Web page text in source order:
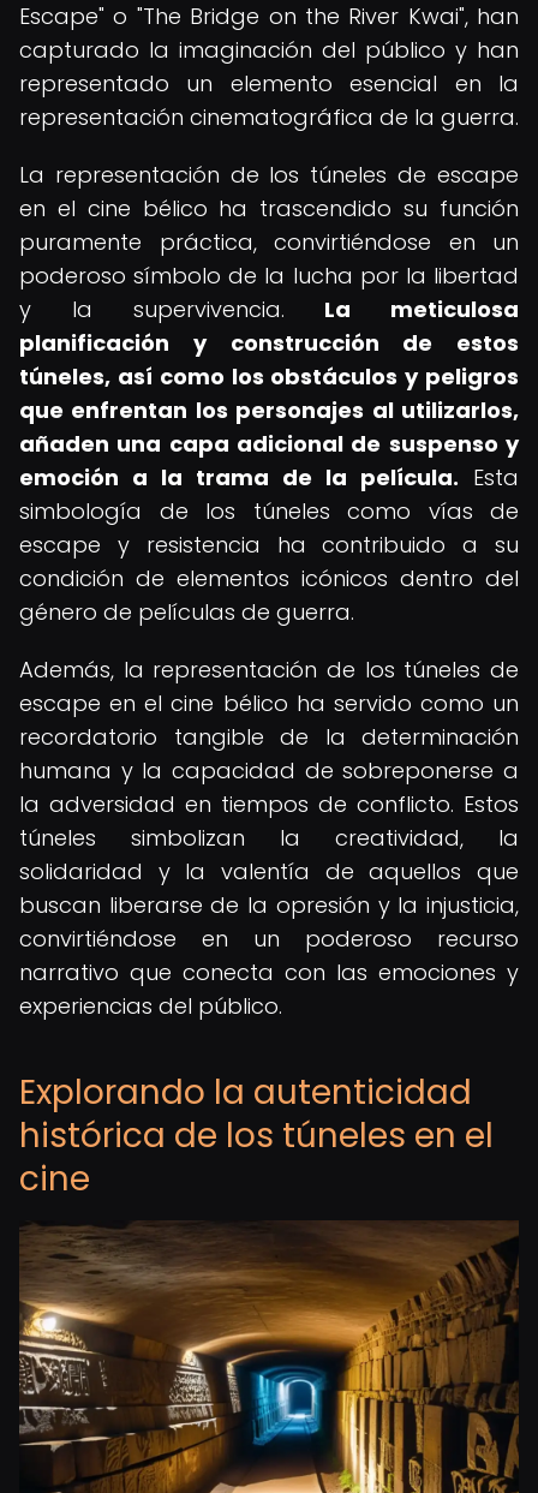
Escape" o "The Bridge on the River Kwai", han
capturado la imaginación del público y han
representado un elemento esencial en la
representación cinematográfica de la guerra.
La representación de los túneles de escape
en el cine bélico ha trascendido su función
puramente práctica, convirtiéndose en un
poderoso símbolo de la lucha por la libertad
y la supervivencia. La meticulosa
planificación y construcción de estos
túneles, así como los obstáculos y peligros
que enfrentan los personajes al utilizarlos,
añaden una capa adicional de suspenso y
emoción a la trama de la película. Esta
simbología de los túneles como vías de
escape y resistencia ha contribuido a su
condición de elementos icónicos dentro del
género de películas de guerra.
Además, la representación de los túneles de
escape en el cine bélico ha servido como un
recordatorio tangible de la determinación
humana y la capacidad de sobreponerse a
la adversidad en tiempos de conflicto. Estos
túneles simbolizan la creatividad, la
solidaridad y la valentía de aquellos que
buscan liberarse de la opresión y la injusticia,
convirtiéndose en un poderoso recurso
narrativo que conecta con las emociones y
experiencias del público.
Explorando la autenticidad
histórica de los túneles en el
cine